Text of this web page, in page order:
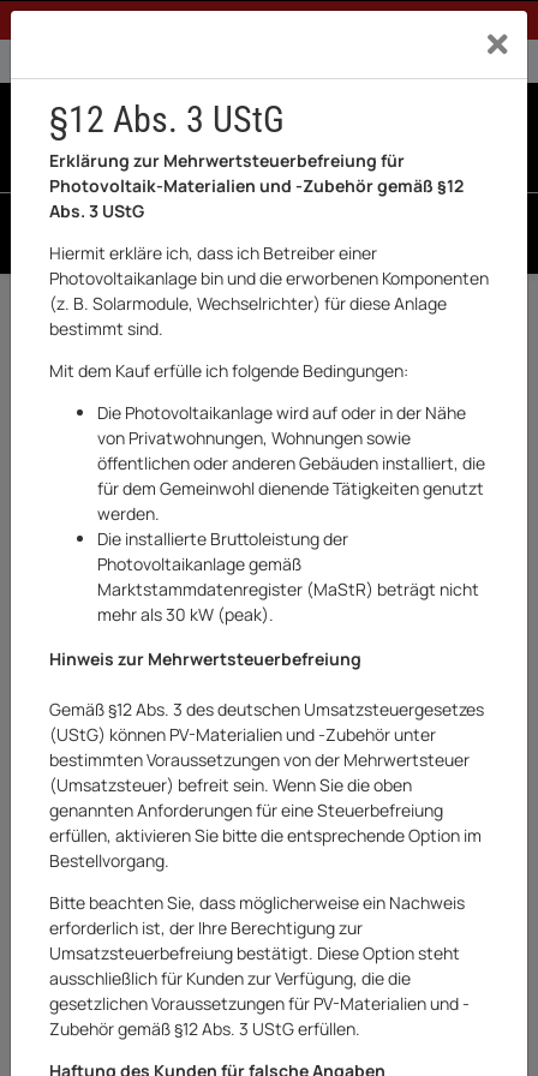
1% Rabatt bei Banküberweisung (Privatkunden)Exklusiv
Huawei
S1 SERIE
FILTER & SORT
Sortierung 12 Produkt(e) gefunden
0% USt.
Speichermodul
Batteriespeicher 5kWh
LUNA2000 5-E1
1.619,00 €
inkl.0% USt.für Betreiber
der Anlage gem. § 12 Abs. 3
UStG zzgl.Versand
Netto:1.619,00€
0% USt.
Batteriespeicher
10kWh LUNA2000 10-
S1
4.099,00 €
inkl.0% USt.für Betreiber
der Anlage gem. § 12 Abs. 3
UStG zzgl.
Netto:4.099,00
§12 Abs. 3 UStG
Erklärung zur Mehrwertsteuerbefreiung für
Photovoltaik-Materialien und -Zubehör gemäß §12
Abs. 3 UStG
Hiermit erkläre ich, dass ich Betreiber einer
Photovoltaikanlage bin und die erworbenen Komponenten
(z. B. Solarmodule, Wechselrichter) für diese Anlage
bestimmt sind.
Mit dem Kauf erfülle ich folgende Bedingungen:
Die Photovoltaikanlage wird auf oder in der Nähe
von Privatwohnungen, Wohnungen sowie
öffentlichen oder anderen Gebäuden installiert, die
für dem Gemeinwohl dienende Tätigkeiten genutzt
werden.
Die installierte Bruttoleistung der
Photovoltaikanlage gemäß
Marktstammdatenregister (MaStR) beträgt nicht
mehr als 30 kW (peak).
Hinweis zur Mehrwertsteuerbefreiung
Gemäß §12 Abs. 3 des deutschen Umsatzsteuergesetzes
(UStG) können PV-Materialien und -Zubehör unter
bestimmten Voraussetzungen von der Mehrwertsteuer
(Umsatzsteuer) befreit sein. Wenn Sie die oben
genannten Anforderungen für eine Steuerbefreiung
erfüllen, aktivieren Sie bitte die entsprechende Option im
Bestellvorgang.
Bitte beachten Sie, dass möglicherweise ein Nachweis
erforderlich ist, der Ihre Berechtigung zur
Umsatzsteuerbefreiung bestätigt. Diese Option steht
ausschließlich für Kunden zur Verfügung, die die
gesetzlichen Voraussetzungen für PV-Materialien und -
Zubehör gemäß §12 Abs. 3 UStG erfüllen.
Haftung des Kunden für falsche Angaben